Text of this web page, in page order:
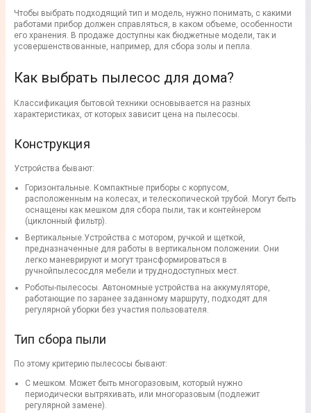
Чтобы выбрать подходящий тип и модель, нужно понимать, с какими
работами прибор должен справляться, в каком объеме, особенности
его хранения. В продаже доступны как бюджетные модели, так и
усовершенствованные, например, для сбора золы и пепла.
Как выбрать пылесос для дома?
Классификация бытовой техники основывается на разных
характеристиках, от которых зависит цена на пылесосы.
Конструкция
Устройства бывают:
Горизонтальные. Компактные приборы с корпусом,
расположенным на колесах, и телескопическойтрубой. Могут быть
оснащены как мешком для сбора пыли, так и контейнером
(циклонный фильтр).
Вертикальные.Устройства с мотором, ручкой и щеткой,
предназначенные для работы в вертикальном положении. Они
легко маневрируют и могут трансформироваться в
ручнойпылесосдля мебели и труднодоступных мест.
Роботы-пылесосы. Автономные устройства на аккумуляторе,
работающие по заранее заданному маршруту, подходят для
регулярной уборки без участия пользователя.
Тип сбора пыли
По этому критерию пылесосы бывают:
С мешком. Может быть многоразовым, который нужно
периодически вытряхивать, или многоразовым (подлежит
регулярной замене).